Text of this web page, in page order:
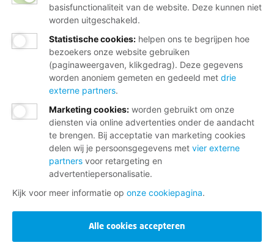
basisfunctionaliteit van de website. Deze kunnen niet
worden uitgeschakeld.
Statistische cookies: helpen ons te begrijpen hoe
bezoekers onze website gebruiken
(paginaweergaven, klikgedrag). Deze gegevens
worden anoniem gemeten en gedeeld met drie
externe partners.
Marketing cookies: worden gebruikt om onze
diensten via online advertenties onder de aandacht
te brengen. Bij acceptatie van marketing cookies
delen wij je persoonsgegevens met vier externe
partners voor retargeting en
advertentiepersonalisatie.
Kijk voor meer informatie op onze cookiepagina.
Alle cookies accepteren